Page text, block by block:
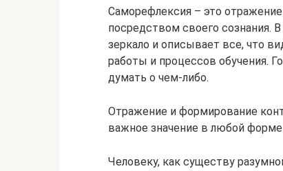
Саморефлексия – это
посредством своего сознания.
зеркало и описывает все, что
работы и процессов обучения.
думать о чем-либо.
Отражение и формирование
важное значение в любой
Человеку, как существу